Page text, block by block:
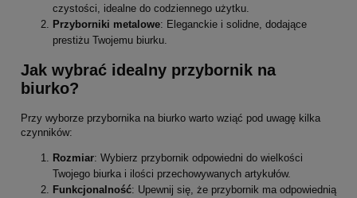
czystości, idealne do codziennego użytku.
Przyborniki metalowe: Eleganckie i solidne, dodające
prestiżu Twojemu biurku.
Jak wybrać idealny przybornik na
biurko?
Przy wyborze przybornika na biurko warto wziąć pod uwagę kilka
czynników:
Rozmiar: Wybierz przybornik odpowiedni do wielkości
Twojego biurka i ilości przechowywanych artykułów.
Funkcjonalność: Upewnij się, że przybornik ma odpowiednią